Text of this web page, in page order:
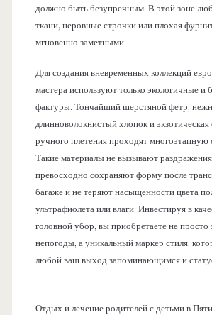
должно быть безупречным. В этой зоне
ткани, неровные строчки или плохая
мгновенно заметными.
Для создания вневременных коллекций
мастера используют только экологичные и
фактуры. Тончайший шерстяной фетр,
длинноволокнистый хлопок и экзотическая
ручного плетения проходят многоэтапную
Такие материалы не вызывают
превосходно сохраняют форму после
багаже и не теряют насыщенности цвета
ультрафиолета или влаги. Инвестируя в
головной убор, вы приобретаете не просто
непогоды, а уникальный маркер стиля,
любой ваш выход запоминающимся и
Отдых и лечение родителей с детьми в